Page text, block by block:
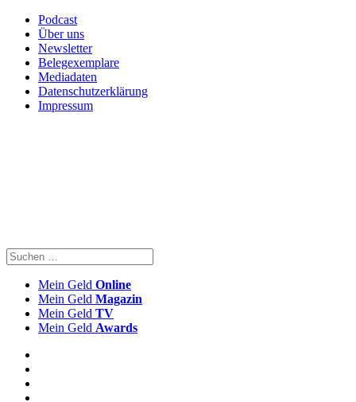
Podcast
Über uns
Newsletter
Belegexemplare
Mediadaten
Datenschutzerklärung
Impressum
Mein Geld Online
Mein Geld Magazin
Mein Geld TV
Mein Geld Awards